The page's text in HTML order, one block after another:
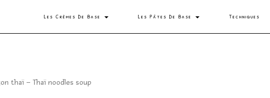
Les Crèmes De Base Les Pâtes De Base Techniques